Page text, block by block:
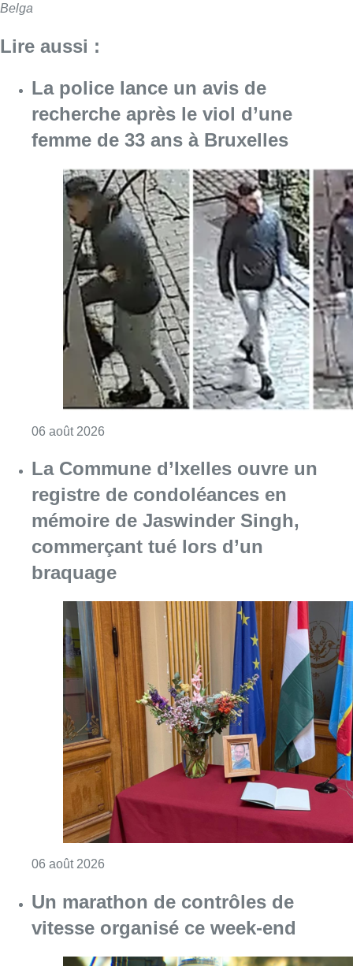
Belga
Lire aussi :
La police lance un avis de
recherche après le viol d’une
femme de 33 ans à Bruxelles
06 août 2026
La Commune d’Ixelles ouvre un
registre de condoléances en
mémoire de Jaswinder Singh,
commerçant tué lors d’un
braquage
06 août 2026
Un marathon de contrôles de
vitesse organisé ce week-end